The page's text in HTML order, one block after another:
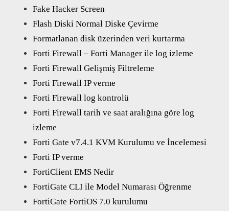
Fake Hacker Screen
Flash Diski Normal Diske Çevirme
Formatlanan disk üzerinden veri kurtarma
Forti Firewall – Forti Manager ile log izleme
Forti Firewall Gelişmiş Filtreleme
Forti Firewall IP verme
Forti Firewall log kontrolü
Forti Firewall tarih ve saat aralığına göre log
izleme
Forti Gate v7.4.1 KVM Kurulumu ve İncelemesi
Forti IP verme
FortiClient EMS Nedir
FortiGate CLI ile Model Numarası Öğrenme
FortiGate FortiOS 7.0 kurulumu